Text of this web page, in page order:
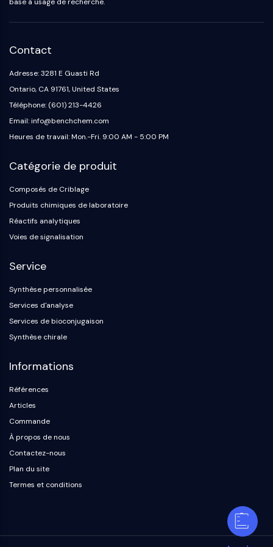
Contact
Adresse: 3281 E Guasti Rd
Ontario, CA 91761, United States
Téléphone: (601) 213-4426
Email: info@benchchem.com
Heures de travail: Mon.-Fri. 9:00 AM - 5:00 PM
Catégorie de produit
Composés de Criblage
Produits chimiques de laboratoire
Réactifs analytiques
Voies de signalisation
Service
Synthèse personnalisée
Services d'analyse
Services de bioconjugaison
Synthèse chirale
Informations
Références
Articles
Commande
À propos de nous
Contactez-nous
Plan du site
Termes et conditions